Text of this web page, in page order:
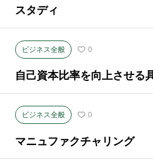
スタディ
ビジネス全般 0
自己資本比率を向上させる
ビジネス全般 0
マニュファクチャリング